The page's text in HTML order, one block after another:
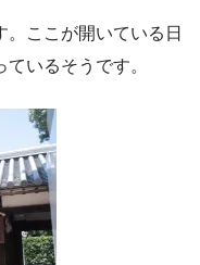
ここが開いている日
いるそうです。